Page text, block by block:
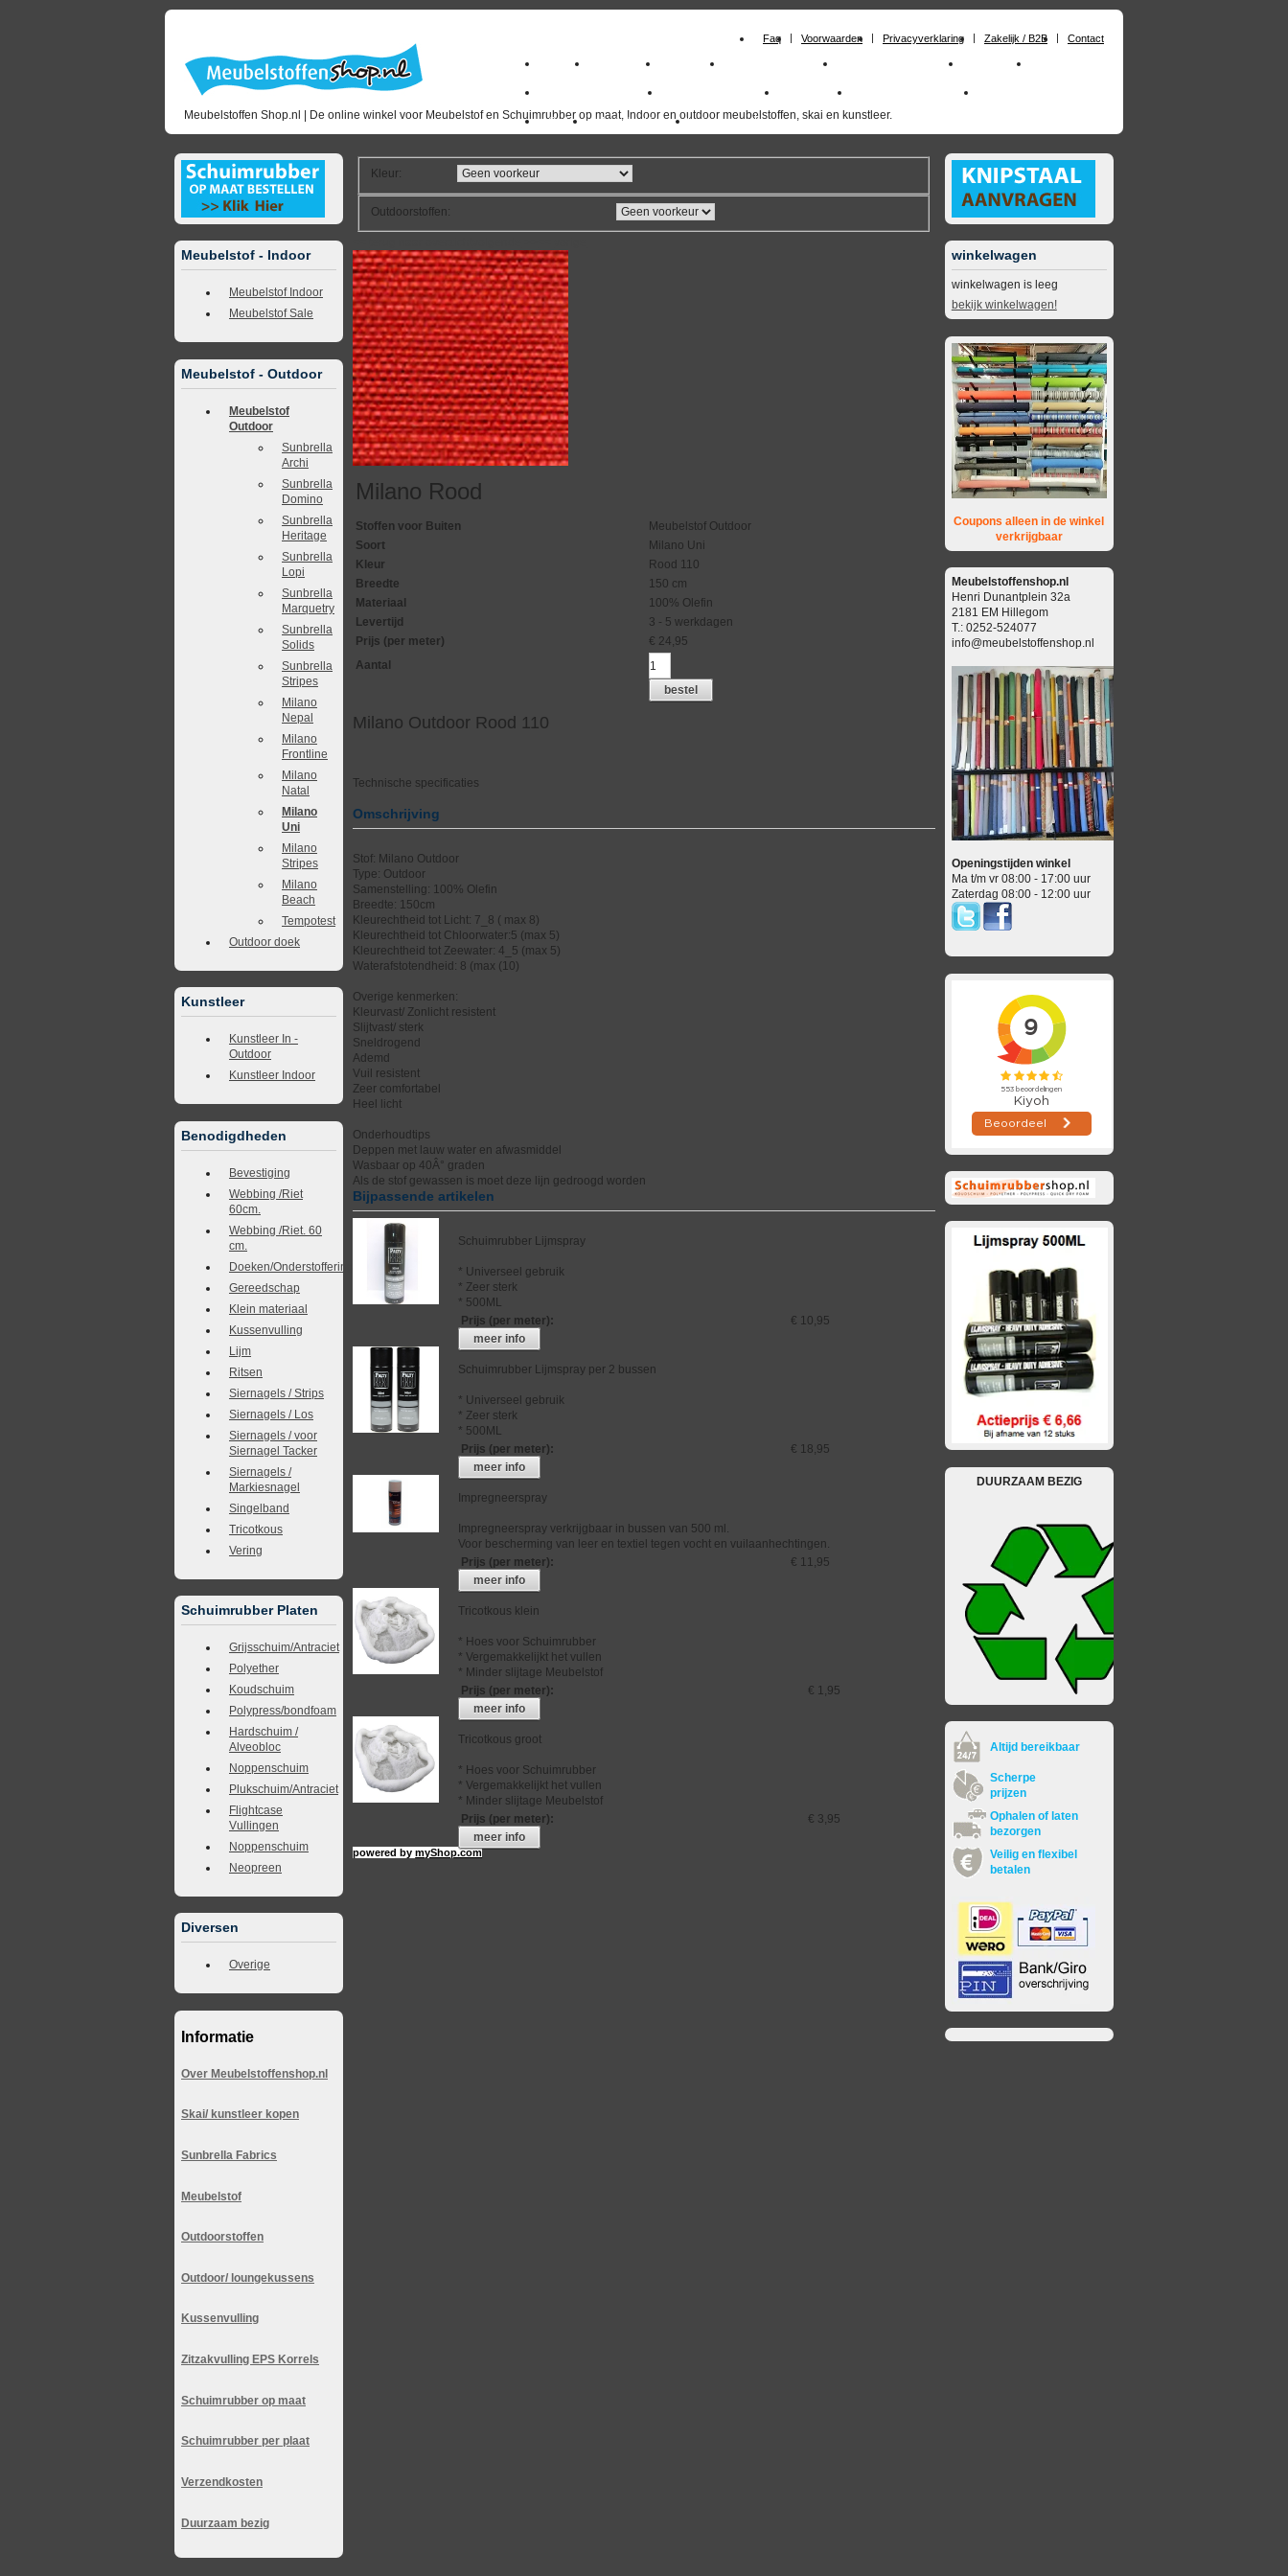
Faq Voorwaarden Privacyverklaring Zakelijk / B2B Contact
Meubelstoffen Shop.nl | De online winkel voor Meubelstof en Schuimrubber op maat, Indoor en outdoor meubelstoffen, skai en kunstleer.
Home Meubelstof Kunstleer Schuimrubberplaten Schuimrubber op maat Materialen
milano_outdoorstoffen skai kunstleer kopen outdoorstof skai_kunstleer outdoor
Outlet Meubelstof indoor duurzaam
Meubelstof - Indoor
Meubelstof Indoor
Meubelstof Sale
Meubelstof - Outdoor
Meubelstof
Outdoor
Sunbrella
Archi
Sunbrella
Domino
Sunbrella
Heritage
Sunbrella
Lopi
Sunbrella
Marquetry
Sunbrella
Solids
Sunbrella
Stripes
Milano
Nepal
Milano
Frontline
Milano
Natal
Milano
Uni
Milano
Stripes
Milano
Beach
Tempotest
Outdoor doek
Kunstleer
Kunstleer In -
Outdoor
Kunstleer Indoor
Benodigdheden
Bevestiging
Webbing /Riet
60cm.
Webbing /Riet. 60
cm.
Doeken/Onderstoffering
Gereedschap
Klein materiaal
Kussenvulling
Lijm
Ritsen
Siernagels / Strips
Siernagels / Los
Siernagels / voor
Siernagel Tacker
Siernagels /
Markiesnagel
Singelband
Tricotkous
Vering
Schuimrubber Platen
Grijsschuim/Antraciet
Polyether
Koudschuim
Polypress/bondfoam
Hardschuim /
Alveobloc
Noppenschuim
Plukschuim/Antraciet
Flightcase
Vullingen
Noppenschuim
Neopreen
Diversen
Overige
Informatie
Over Meubelstoffenshop.nl
Skai/ kunstleer kopen
Sunbrella Fabrics
Meubelstof
Outdoorstoffen
Outdoor/ loungekussens
Kussenvulling
Zitzakvulling EPS Korrels
Schuimrubber op maat
Schuimrubber per plaat
Verzendkosten
Duurzaam bezig
Kleur:
Outdoorstoffen:
Milano Rood
Stoffen voor Buiten
Meubelstof Outdoor
Soort
Milano Uni
Kleur
Rood 110
Breedte
150 cm
Materiaal
100% Olefin
Levertijd
3 - 5 werkdagen
Prijs (per meter)
€ 24,95
Aantal
bestel
Milano Outdoor Rood 110
Technische specificaties
Omschrijving
Stof: Milano Outdoor
Type: Outdoor
Samenstelling: 100% Olefin
Breedte: 150cm
Kleurechtheid tot Licht: 7_8 ( max 8)
Kleurechtheid tot Chloorwater:5 (max 5)
Kleurechtheid tot Zeewater: 4_5 (max 5)
Waterafstotendheid: 8 (max (10)
Overige kenmerken:
Kleurvast/ Zonlicht resistent
Slijtvast/ sterk
Sneldrogend
Ademd
Vuil resistent
Zeer comfortabel
Heel licht
Onderhoudtips
Deppen met lauw water en afwasmiddel
Wasbaar op 40Â° graden
Als de stof gewassen is moet deze lijn gedroogd worden
Bijpassende artikelen
Schuimrubber Lijmspray
* Universeel gebruik
* Zeer sterk
* 500ML
Prijs (per meter):
€ 10,95
meer info
Schuimrubber Lijmspray per 2 bussen
* Universeel gebruik
* Zeer sterk
* 500ML
Prijs (per meter):
€ 18,95
meer info
Impregneerspray
Impregneerspray verkrijgbaar in bussen van 500 ml.
Voor bescherming van leer en textiel tegen vocht en vuilaanhechtingen.
Prijs (per meter):
€ 11,95
meer info
Tricotkous klein
* Hoes voor Schuimrubber
* Vergemakkelijkt het vullen
* Minder slijtage Meubelstof
Prijs (per meter):
€ 1,95
meer info
Tricotkous groot
* Hoes voor Schuimrubber
* Vergemakkelijkt het vullen
* Minder slijtage Meubelstof
Prijs (per meter):
€ 3,95
meer info
powered bymyShop.com
winkelwagen
winkelwagen is leeg
bekijk winkelwagen!
Coupons alleen in de winkel
verkrijgbaar
Meubelstoffenshop.nl
Henri Dunantplein 32a
2181 EM Hillegom
T.: 0252-524077
info@meubelstoffenshop.nl
Openingstijden winkel
Ma t/m vr 08:00 - 17:00 uur
Zaterdag 08:00 - 12:00 uur
DUURZAAM BEZIG
Altijd bereikbaar
Scherpe
prijzen
Ophalen of laten
bezorgen
Veilig en flexibel
betalen